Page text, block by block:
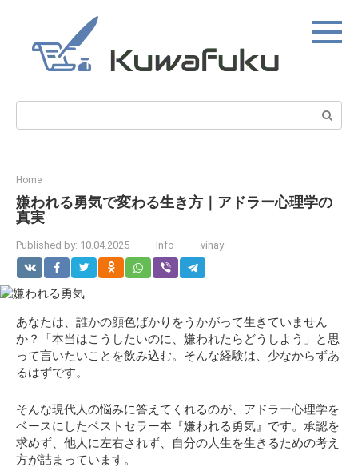
content
Search:
Home
嫌われる勇気で変わる生き方｜アドラー心理学の
真実
Published by: 10.04.2025 Info vinay
あなたは、誰かの顔色ばかりをうかがって生きていません
か？「本当はこうしたいのに、嫌われたらどうしよう」と思
って言いたいことを飲み込む。そんな経験は、少なからずあ
るはずです。
そんな現代人の悩みに答えてくれるのが、アドラー心理学を
ベースにしたベストセラー本『嫌われる勇気』です。承認を
求めず、他人に左右されず、自分の人生を生きるための考え
方が詰まっています。